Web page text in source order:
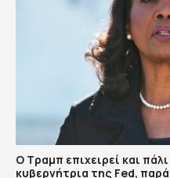
Ο Τραμπ επιχειρεί και
κυβερνήτρια της Fed,